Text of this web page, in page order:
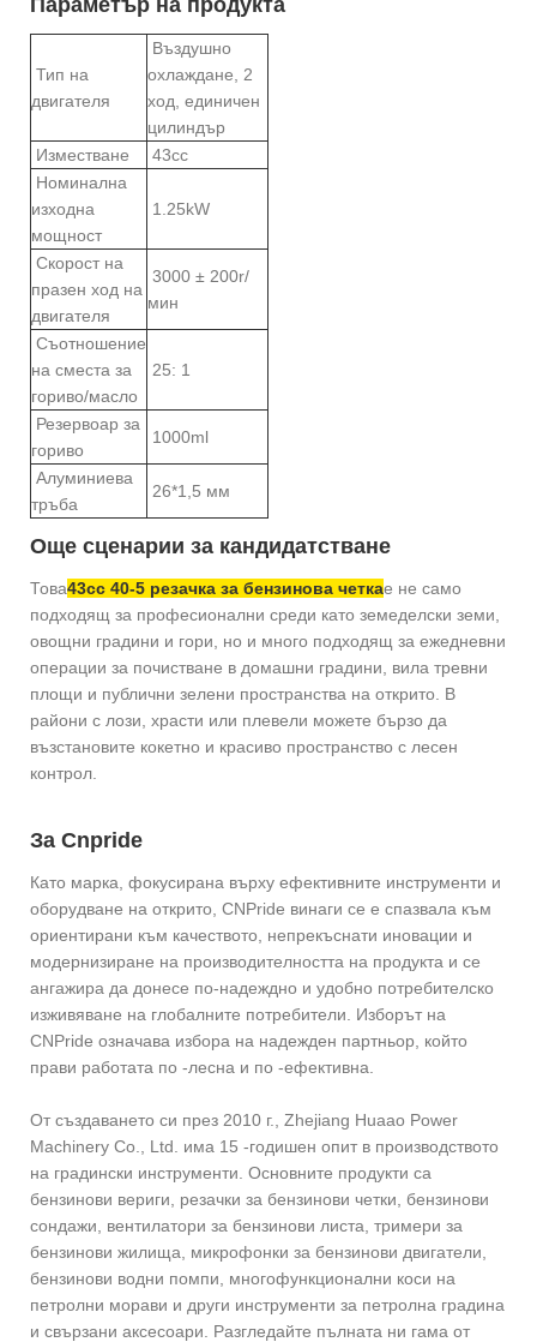
Тип на
двигателя
Въздушно
охлаждане, 2
ход, единичен
цилиндър
Изместване
43cc
Номинална
изходна
мощност
1.25kW
Скорост на
празен ход на
двигателя
3000 ± 200r/
мин
Съотношение
на сместа за
гориво/масло
25: 1
Резервоар за
гориво
1000ml
Алуминиева
тръба
26*1,5 мм
Още сценарии за кандидатстване
Това43cc 40-5 резачка за бензинова четкае не само
подходящ за професионални среди като земеделски земи,
овощни градини и гори, но и много подходящ за ежедневни
операции за почистване в домашни градини, вила тревни
площи и публични зелени пространства на открито. В
райони с лози, храсти или плевели можете бързо да
възстановите кокетно и красиво пространство с лесен
контрол.
За Cnpride
Като марка, фокусирана върху ефективните инструменти и
оборудване на открито, CNPride винаги се е спазвала към
ориентирани към качеството, непрекъснати иновации и
модернизиране на производителността на продукта и се
ангажира да донесе по-надеждно и удобно потребителско
изживяване на глобалните потребители. Изборът на
CNPride означава избора на надежден партньор, който
прави работата по -лесна и по -ефективна.
От създаването си през 2010 г., Zhejiang Huaao Power
Machinery Co., Ltd. има 15 -годишен опит в производството
на градински инструменти. Основните продукти са
бензинови вериги, резачки за бензинови четки, бензинови
сондажи, вентилатори за бензинови листа, тримери за
бензинови жилища, микрофонки за бензинови двигатели,
бензинови водни помпи, многофункционални коси на
петролни морави и други инструменти за петролна градина
и свързани аксесоари. Разгледайте пълната ни гама от